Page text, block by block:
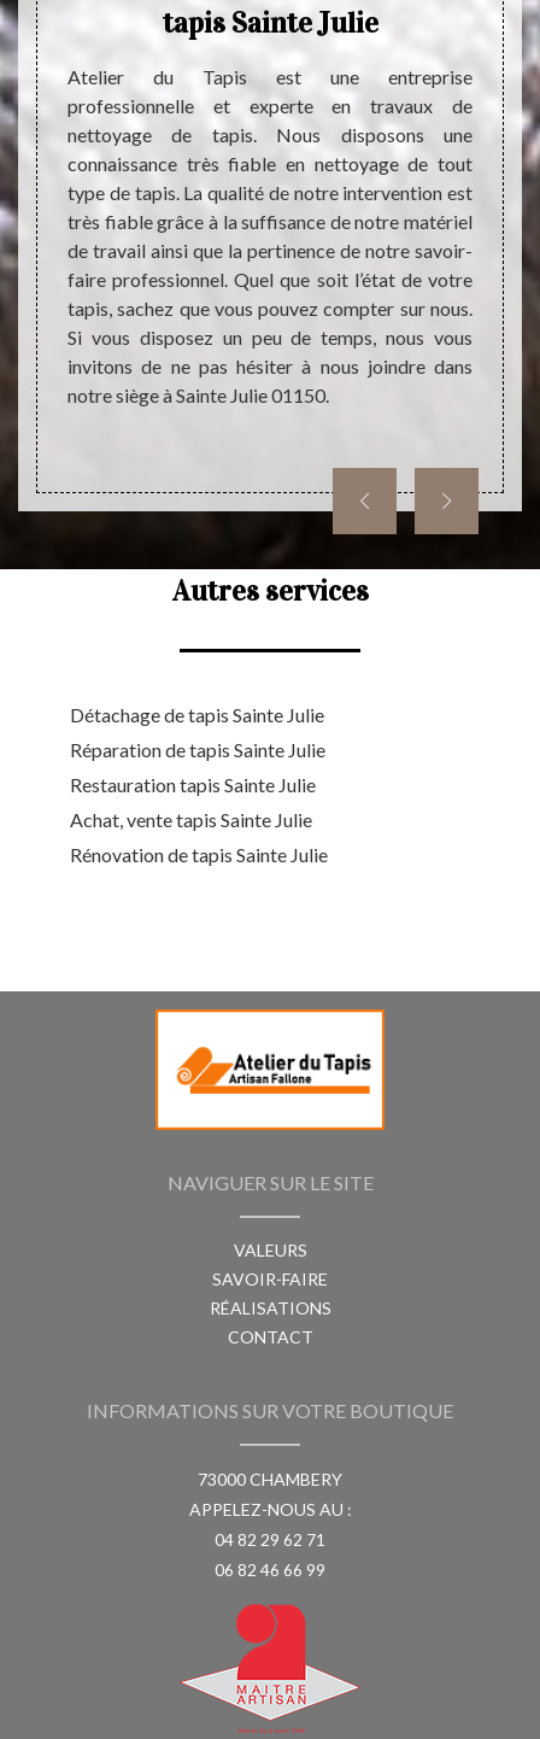
ces
d’un
le
tapis Sainte Julie
Atelier du Tapis est une entreprise
professionnelle et experte en travaux de
nettoyage de tapis. Nous disposons une
connaissance très fiable en nettoyage de tout
type de tapis. La qualité de notre intervention est
très fiable grâce à la suffisance de notre matériel
de travail ainsi que la pertinence de notre savoir-
faire professionnel. Quel que soit l’état de votre
tapis, sachez que vous pouvez compter sur nous.
Si vous disposez un peu de temps, nous vous
invitons de ne pas hésiter à nous joindre dans
notre siège à Sainte Julie 01150.
Si
qui
une
nous
une
Autres services
Détachage de tapis Sainte Julie
Réparation de tapis Sainte Julie
Restauration tapis Sainte Julie
Achat, vente tapis Sainte Julie
Rénovation de tapis Sainte Julie
NAVIGUER SUR LE SITE
VALEURS
SAVOIR-FAIRE
RÉALISATIONS
CONTACT
INFORMATIONS SUR VOTRE BOUTIQUE
73000 CHAMBERY
APPELEZ-NOUS AU :
04 82 29 62 71
06 82 46 66 99